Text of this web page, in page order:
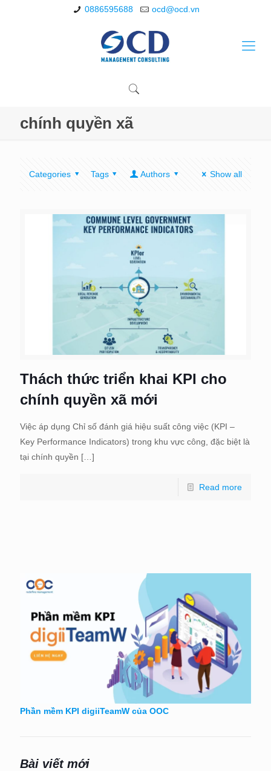
0886595688 ocd@ocd.vn
chính quyền xã
Categories Tags Authors Show all
Thách thức triển khai KPI cho
chính quyền xã mới
Việc áp dụng Chỉ số đánh giá hiệu suất công việc (KPI –
Key Performance Indicators) trong khu vực công, đặc biệt là
tại chính quyền […]
Read more
Phần mềm KPI digiiTeamW của OOC
Bài viết mới